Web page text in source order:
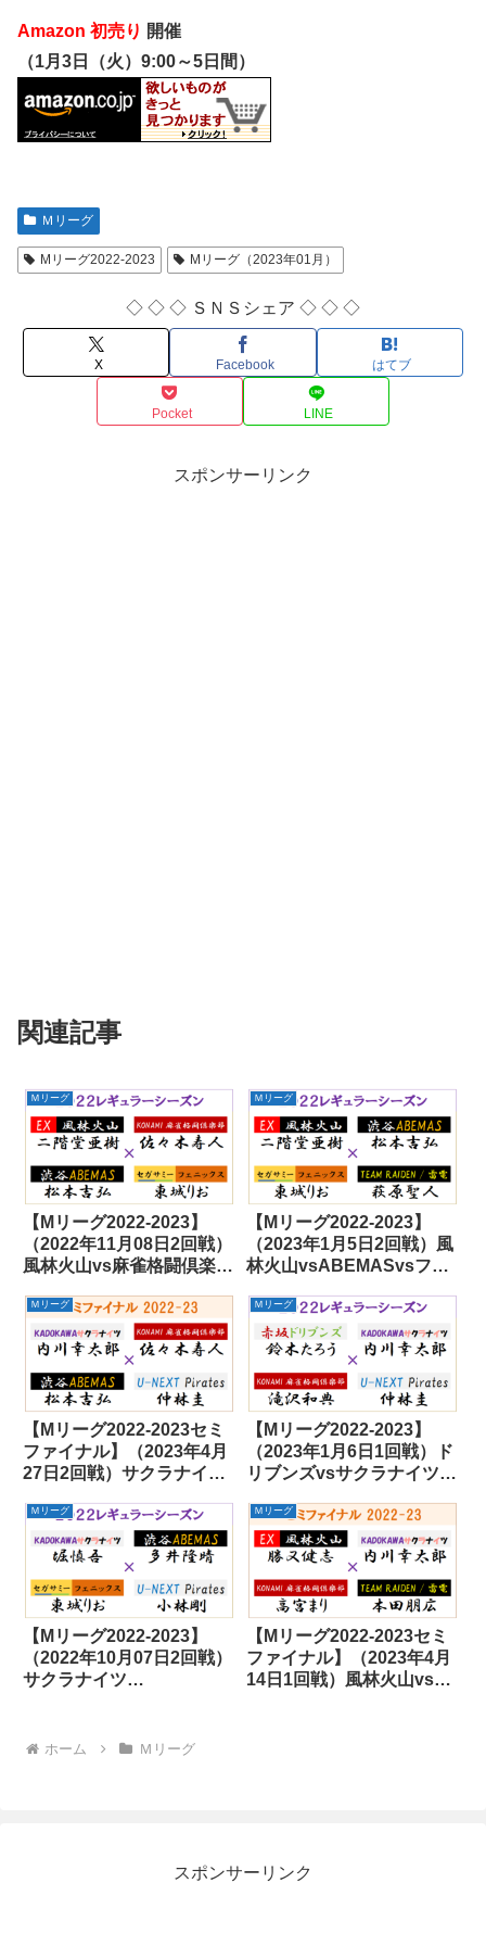
Amazon 初売り 開催
（1月3日（火）9:00～5日間）
Ｍリーグ
Mリーグ2022-2023 Mリーグ（2023年01月）
◇ ◇ ◇ ＳＮＳシェア ◇ ◇ ◇
X Facebook はてブ
Pocket LINE
スポンサーリンク
関連記事
Ｍリーグ
【Mリーグ2022-2023】
（2022年11月08日2回戦）
風林火山vs麻雀格闘倶楽部
ス
Ｍリーグ
【Mリーグ2022-2023】
（2023年1月5日2回戦）風
林火山vsABEMASvsフェ
Ｍリーグ
【Mリーグ2022-2023セミ
ファイナル】（2023年4月
27日2回戦）サクラナイツ
vsABEMASvsパイレーツ
Ｍリーグ
【Mリーグ2022-2023】
（2023年1月6日1回戦）ド
リブンズvsサクラナイツ
レーツ
Ｍリーグ
【Mリーグ2022-2023】
（2022年10月07日2回戦）
サクラナイツ
Ｍリーグ
【Mリーグ2022-2023セミ
ファイナル】（2023年4月
14日1回戦）風林火山vsサ
ホーム Ｍリーグ
スポンサーリンク